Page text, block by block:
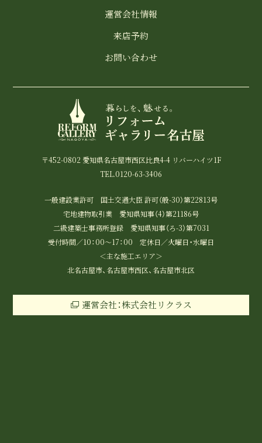
運営会社情報
来店予約
お問い合わせ
〒452-0802 愛知県名古屋市西区比良4-4 リバーハイツ1F
TEL.0120-63-3406
一般建設業許可 国土交通大臣 許可（般-30）第22813号
宅地建物取引業 愛知県知事（4）第21186号
二級建築士事務所登録 愛知県知事（ろ-3）第7031
受付時間／10：00～17：00 定休日／火曜日・水曜日
＜主な施工エリア＞
北名古屋市、名古屋市西区、名古屋市北区
運営会社：株式会社リクラス